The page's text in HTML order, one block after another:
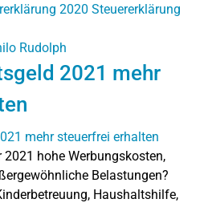
2020 Steuererklärung
Rudolph
2021 mehr
hohe Werbungskosten,
Belastungen?
Haushaltshilfe,